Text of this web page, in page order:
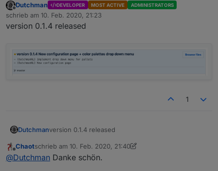
Offline
Dutchman DEVELOPER MOST ACTIVE ADMINISTRATORS
schrieb am 10. Feb. 2020, 21:23
zuletzt editiert von
version 0.1.4 released
1
Dutchmanversion 0.1.4 released
Offline
Chaotschrieb am 10. Feb. 2020, 21:40
zuletzt editiert von Chaot 2. Okt. 2020, 23:10
@Dutchman Danke schön.